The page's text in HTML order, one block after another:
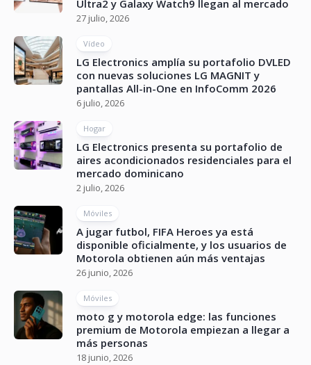
Ultra2 y Galaxy Watch9 llegan al mercado
27 julio, 2026
Vídeo
LG Electronics amplía su portafolio DVLED
con nuevas soluciones LG MAGNIT y
pantallas All-in-One en InfoComm 2026
6 julio, 2026
Hogar
LG Electronics presenta su portafolio de
aires acondicionados residenciales para el
mercado dominicano
2 julio, 2026
Móviles
A jugar futbol, FIFA Heroes ya está
disponible oficialmente, y los usuarios de
Motorola obtienen aún más ventajas
26 junio, 2026
Móviles
moto g y motorola edge: las funciones
premium de Motorola empiezan a llegar a
más personas
18 junio, 2026